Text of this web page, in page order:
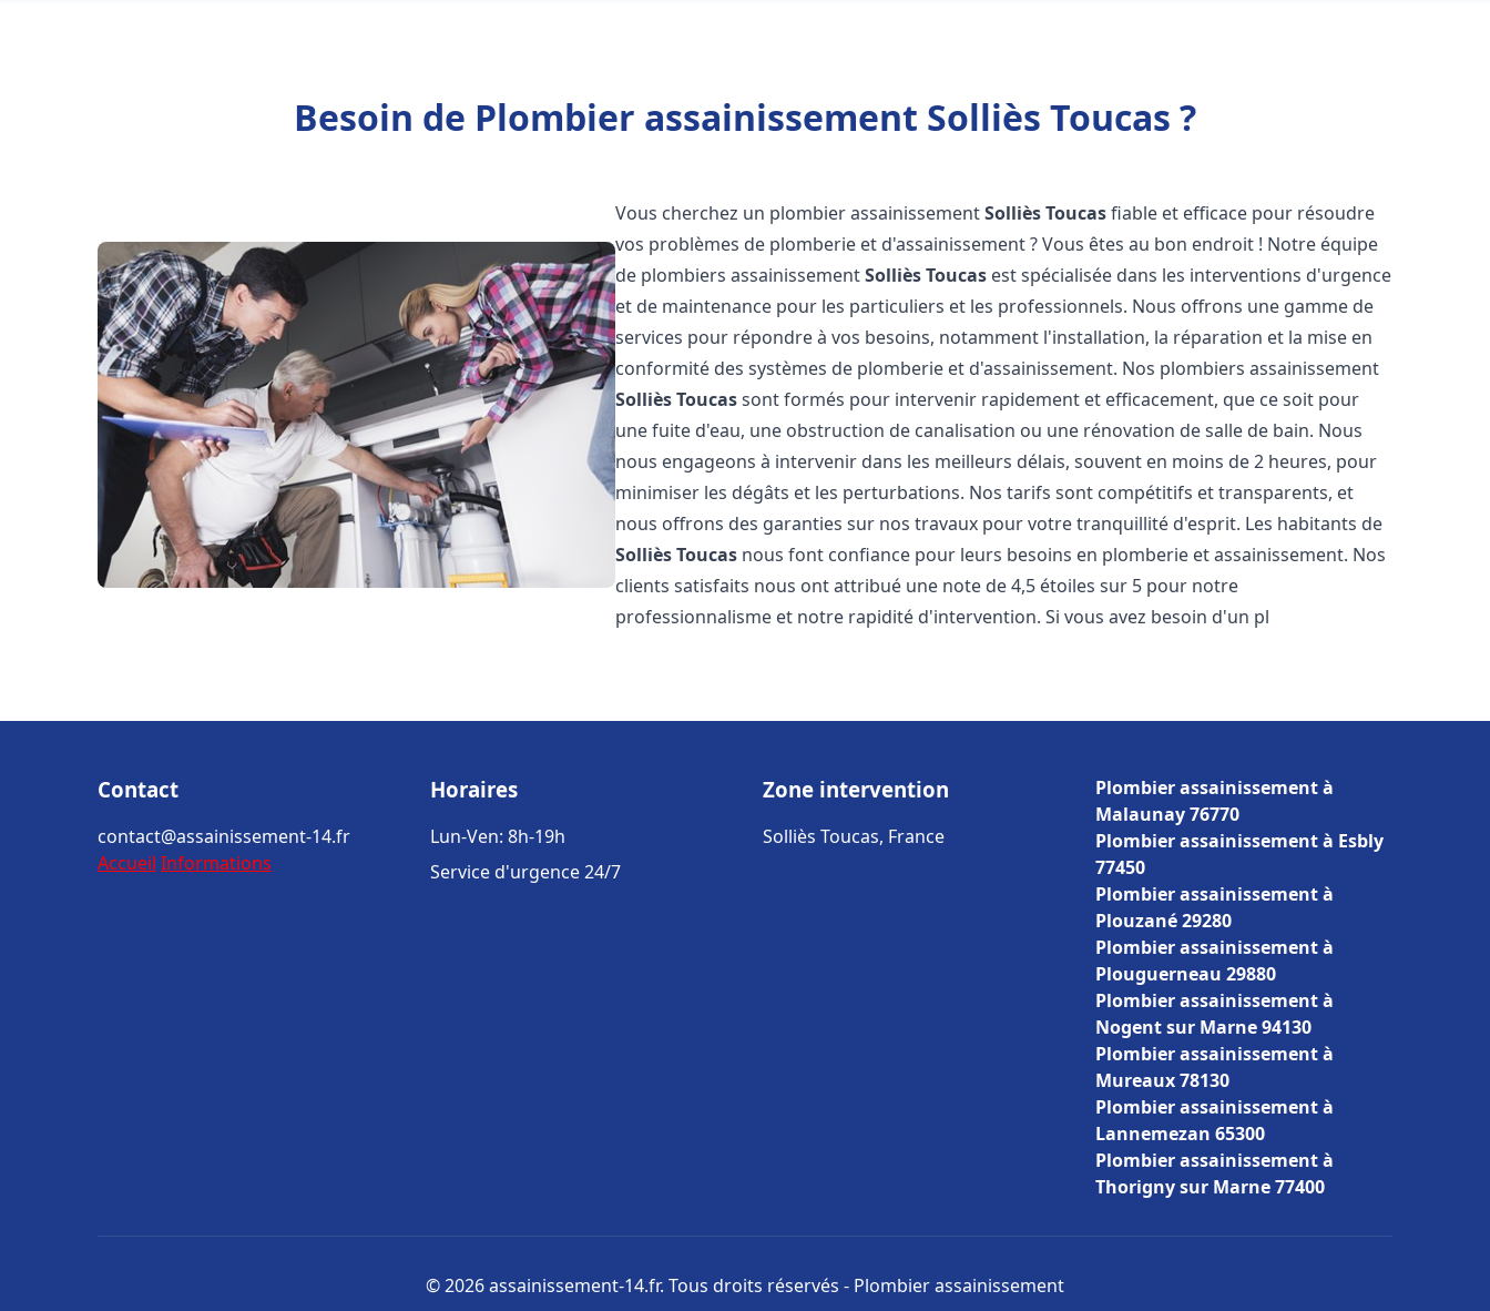
Besoin de Plombier assainissement Solliès Toucas ?
Vous cherchez un plombier assainissementSolliès Toucasfiable et efficace pour résoudre
vos problèmes de plomberie et d'assainissement ? Vous êtes au bon endroit ! Notre équipe
de plombiers assainissementSolliès Toucas est spécialisée dans les interventions d'urgence
et de maintenance pour les particuliers et les professionnels. Nous offrons une gamme de
services pour répondre à vos besoins, notamment l'installation, la réparation et la mise en
conformité des systèmes de plomberie et d'assainissement. Nos plombiers assainissement
Solliès Toucassont formés pour intervenir rapidement et efficacement, que ce soit pour
une fuite d'eau, une obstruction de canalisation ou une rénovation de salle de bain. Nous
nous engageons à intervenir dans les meilleurs délais, souvent en moins de 2 heures, pour
minimiser les dégâts et les perturbations. Nos tarifs sont compétitifs et transparents, et
nous offrons des garanties sur nos travaux pour votre tranquillité d'esprit. Les habitants de
Solliès Toucas nous font confiance pour leurs besoins en plomberie et assainissement. Nos
clients satisfaits nous ont attribué une note de 4,5 étoiles sur 5 pour notre
professionnalisme et notre rapidité d'intervention. Si vous avez besoin d'un pl
Contact
contact@assainissement-14.fr
Accueil Informations
Horaires
Lun-Ven: 8h-19h
Service d'urgence 24/7
Zone intervention
Solliès Toucas, France
Plombier assainissement à
Malaunay 76770
Plombier assainissement à Esbly
77450
Plombier assainissement à
Plouzané 29280
Plombier assainissement à
Plouguerneau 29880
Plombier assainissement à
Nogent sur Marne 94130
Plombier assainissement à
Mureaux 78130
Plombier assainissement à
Lannemezan 65300
Plombier assainissement à
Thorigny sur Marne 77400
© 2026 assainissement-14.fr. Tous droits réservés - Plombier assainissement